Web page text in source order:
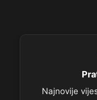
Najnovije